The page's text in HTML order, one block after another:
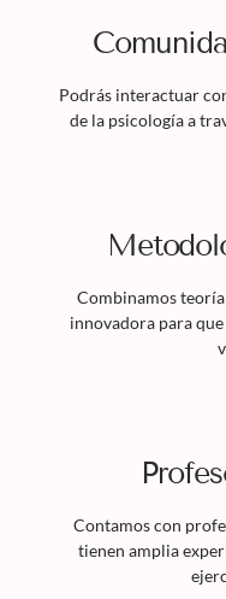
Podrás interactuar
de la psicología a
Combinamos
innovadora para
Contamos con
tienen amplia